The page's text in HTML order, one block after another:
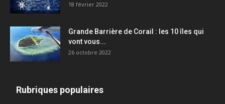
18 février 2022
Grande Barrière de Corail : les 10 îles qui
vont vous...
26 octobre 2022
Rubriques populaires